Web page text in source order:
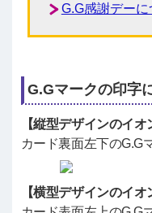
G.G感謝デー
G.Gマークの印字
【縦型デザインのイオ
カード裏面左下のG.G
【横型デザインのイオ